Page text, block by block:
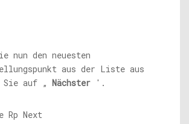
nun den neuesten
aus der Liste aus
Sie auf „ Nächster '.